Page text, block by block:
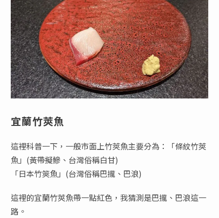
宜蘭竹莢魚
這裡科普一下，一般市面上竹莢魚主要分為：「條紋竹莢
魚」(黃帶擬鰺、台灣俗稱白甘)
「日本竹筴魚」(台灣俗稱巴攏、巴浪)
這裡的宜蘭竹莢魚帶一點紅色，我猜測是巴攏、巴浪這一
路。